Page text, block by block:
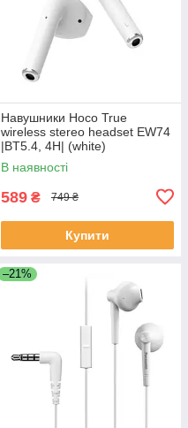
Навушники Hoco True
wireless stereo headset EW74
|BT5.4, 4H| (white)
В наявності
589 ₴ 749 ₴
Купити
–21%